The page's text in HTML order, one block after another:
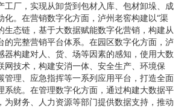
工厂，实现从卸货到包材入库、包材卸垛、成
化。在营销数字化方面，泸州老窖构建以“渠
生态链，基于大数据赋能数字化营销，构建从
的完整营销平台体系。在园区数字化方面，泸
器构建对人、货、场等因素的感知，使用大数
网技术，构建安消一体、安全生产、环境保
管理、应急指挥等一系列应用平台，打造全面
系统。在管理数字化方面，通过构建大数据平
为财务、人力资源等部门提供数据支持，推动